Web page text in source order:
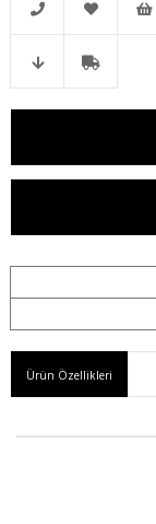
Telefonla Favorilere
Ürün Özellikleri